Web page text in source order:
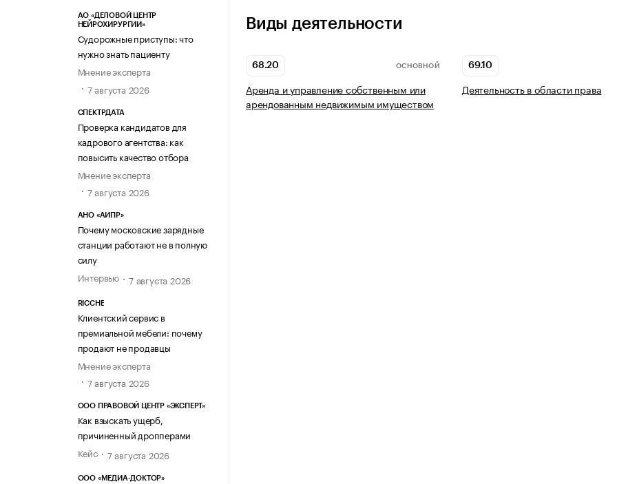
АО «ДЕЛОВОЙ ЦЕНТР
НЕЙРОХИРУРГИИ»
Судорожные приступы: что
нужно знать пациенту
Мнение эксперта
7 августа 2026
СПЕКТРДАТА
Проверка кандидатов для
кадрового агентства: как
повысить качество отбора
Мнение эксперта
7 августа 2026
АНО «АИПР»
Почему московские зарядные
станции работают не в полную
силу
Интервью
7 августа 2026
RICCHE
Клиентский сервис в
премиальной мебели: почему
продают не продавцы
Мнение эксперта
7 августа 2026
ООО ПРАВОВОЙ ЦЕНТР «ЭКСПЕРТ»
Как взыскать ущерб,
причиненный дропперами
Кейс
7 августа 2026
ООО «МЕДИА-ДОКТОР»
Виды деятельности
68.20 ОСНОВНОЙ
Аренда и управление собственным или
арендованным недвижимым имуществом
69.10
Деятельность в области права